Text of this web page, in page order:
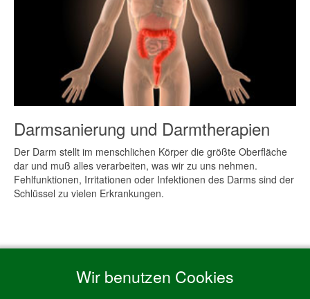
Darmsanierung und Darmtherapien
Der Darm stellt im menschlichen Körper die größte Oberfläche
dar und muß alles verarbeiten, was wir zu uns nehmen.
Fehlfunktionen, Irritationen oder Infektionen des Darms sind der
Schlüssel zu vielen Erkrankungen.
Wir benutzen Cookies